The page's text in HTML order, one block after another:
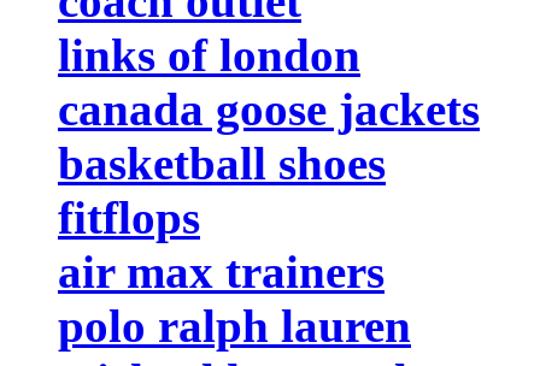
links of london
canada goose jackets
basketball shoes
fitflops
air max trainers
polo ralph lauren